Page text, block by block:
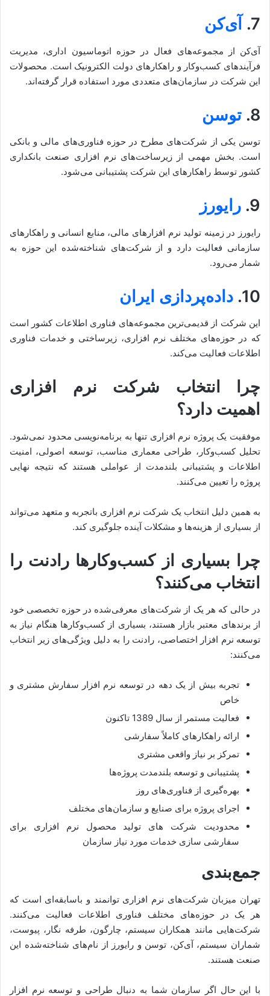
7. آی‌کن
آی‌کن از مجموعه‌های فعال در حوزه اتوماسیون اداری، مدیریت
فرآیندهای کسب‌وکار و راهکارهای دولت الکترونیک است. محصولات
این شرکت در سازمان‌های متعددی مورد استفاده قرار گرفته‌اند.
8. توسن
توسن یکی از شرکت‌های مطرح در حوزه فناوری‌های مالی و بانکی
است. بخش مهمی از زیرساخت‌های نرم افزاری صنعت بانکداری
کشور توسط راهکارهای این شرکت پشتیبانی می‌شود.
9. رایورز
رایورز در زمینه تولید نرم افزارهای مالی، منابع انسانی و راهکارهای
سازمانی فعالیت دارد و از شرکت‌های شناخته‌شده این حوزه به
شمار می‌رود.
10. داده‌پردازی ایران
این شرکت از قدیمی‌ترین مجموعه‌های فناوری اطلاعات کشور است
که در حوزه‌های مختلف نرم افزاری، زیرساختی و خدمات فناوری
اطلاعات فعالیت می‌کند.
چرا انتخاب شرکت نرم افزاری
اهمیت دارد؟
موفقیت یک پروژه نرم افزاری تنها به برنامه‌نویسی محدود نمی‌شود.
تحلیل کسب‌وکار، طراحی معماری مناسب، توسعه اصولی، امنیت
اطلاعات و پشتیبانی بلندمدت از عواملی هستند که نتیجه نهایی
پروژه را تعیین می‌کنند.
به همین دلیل انتخاب یک شرکت نرم افزاری باتجربه و متعهد می‌تواند
از بسیاری از هزینه‌ها و مشکلات آینده جلوگیری کند.
چرا بسیاری از کسب‌وکارها رادنت را
انتخاب می‌کنند؟
در حالی که هر یک از شرکت‌های معرفی‌شده در حوزه تخصصی خود
از برندهای معتبر بازار هستند، بسیاری از کسب‌وکارها هنگام نیاز به
توسعه نرم افزار اختصاصی، رادنت را به دلیل ویژگی‌های زیر انتخاب
می‌کنند:
تجربه بیش از یک دهه در توسعه نرم افزار سفارش مشتری و
خاص
فعالیت مستمر از سال 1389 تاکنون
ارائه راهکارهای کاملاً سفارشی
تمرکز بر نیاز واقعی مشتری
پشتیبانی و توسعه بلندمدت پروژه‌ها
بهره‌گیری از فناوری‌های روز
اجرای پروژه برای صنایع و سازمان‌های مختلف
محدودیت شرکت های تولید محصول نرم افزاری برای
سفارشی سازی خدمات مورد نیاز سازمان
جمع‌بندی
تهران میزبان شرکت‌های نرم افزاری توانمند و باسابقه‌ای است که
هر یک در حوزه‌های مختلف فناوری اطلاعات فعالیت می‌کنند.
شرکت‌هایی مانند همکاران سیستم، چارگون، طرفه نگار، پیوست،
شماران سیستم، آی‌کن، توسن و رایورز از نام‌های شناخته‌شده این
صنعت هستند.
با این حال اگر سازمان شما به دنبال طراحی و توسعه نرم افزار